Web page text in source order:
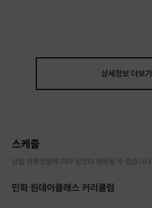
상세정보더보기
스케줄
당일 진행상황에 따라 일정이 변동될 수 있습니다.
민화 원데이클래스 커리큘럼